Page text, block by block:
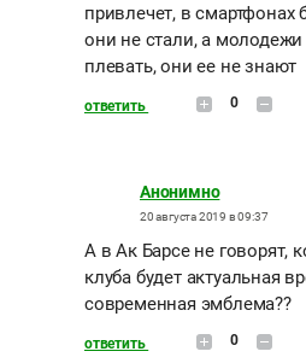
привлечет, в смартфонах
они не стали, а молодежи
плевать, они ее не знают
ответить 0
Анонимно
20 августа 2019 в 09:37
А в Ак Барсе не говорят,
клуба будет актуальная
современная эмблема??
ответить 0